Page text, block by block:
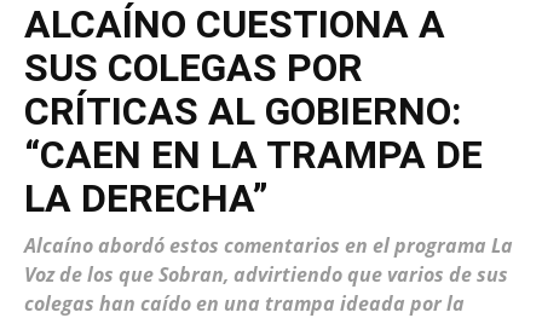
ALCAÍNO CUESTIONA A
SUS COLEGAS POR
CRÍTICAS AL GOBIERNO:
“CAEN EN LA TRAMPA DE
LA DERECHA”
Alcaíno abordó estos comentarios en el programa La
Voz de los que Sobran, advirtiendo que varios de sus
colegas han caído en una trampa ideada por la